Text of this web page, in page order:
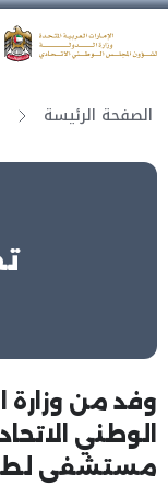
الصفحة الرئيسة
وفد من
الوطني
مستشفى